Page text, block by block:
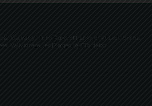
Galvany, Turó Parc, el Farró, el Putxet, Sarrià,
Vallvidrera, les Planes i el Tibidabo